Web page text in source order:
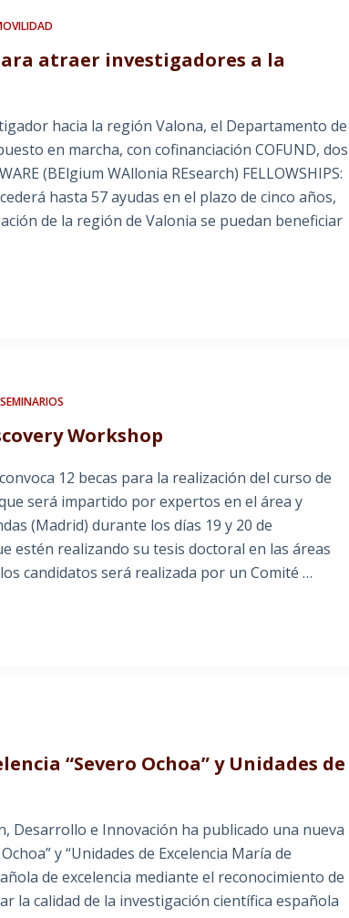
para atraer investigadores a la
hacia la región Valona, el Departamento de
en marcha, con cofinanciación COFUND, dos
(BElgium WAllonia REsearch) FELLOWSHIPS:
hasta 57 ayudas en el plazo de cinco años,
de la región de Valonia se puedan beneficiar
Workshop
12 becas para la realización del curso de
será impartido por expertos en el área y
(Madrid) durante los días 19 y 20 de
estén realizando su tesis doctoral en las áreas
candidatos será realizada por un Comité …
“Severo Ochoa” y Unidades de
Desarrollo e Innovación ha publicado una nueva
y “Unidades de Excelencia María de
de excelencia mediante el reconocimiento de
la calidad de la investigación científica española